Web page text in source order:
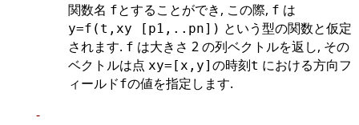
関数名 fとすることができ, この際, f は
y=f(t,xy [p1,..pn]) という型の関数と仮定
されます. f は大きさ 2 の列ベクトルを返し, その
ベクトルは点 xy=[x,y] の時刻t における方向フ
ィールドfの値を指定します.
-